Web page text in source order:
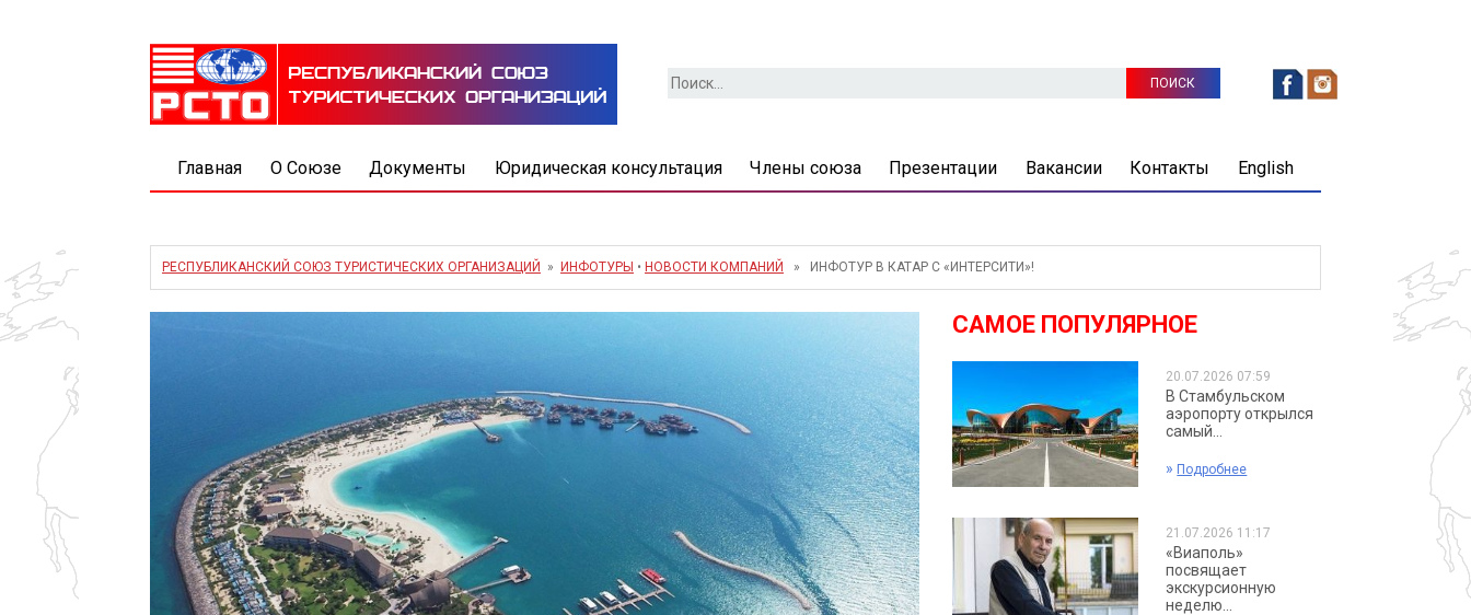
Найти:
Главная О Союзе Документы Юридическая консультация Члены союза Презентации Вакансии Контакты English
РЕСПУБЛИКАНСКИЙ СОЮЗ ТУРИСТИЧЕСКИХ ОРГАНИЗАЦИЙ » ИНФОТУРЫ • НОВОСТИ КОМПАНИЙ » ИНФОТУР В КАТАР С «ИНТЕРСИТИ»!
САМОЕ ПОПУЛЯРНОЕ
20.07.2026 07:59
В Стамбульском
аэропорту открылся
самый...
» Подробнее
21.07.2026 11:17
«Виаполь»
посвящает
экскурсионную
неделю...